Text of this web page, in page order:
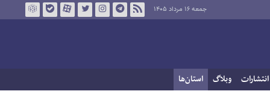
جمعه ۱۶ مرداد ۱۴۰۵
انتشارات وبلاگ استان‌ها